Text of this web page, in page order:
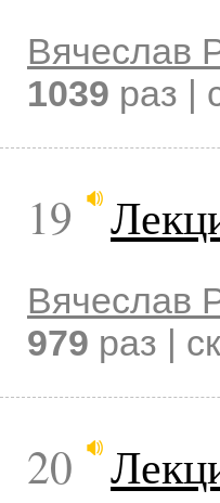
Вячеслав
1039 раз |
19
Вячеслав
979 раз |
20